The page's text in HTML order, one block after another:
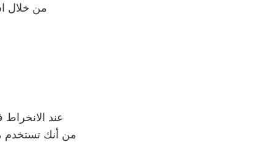
من خلال
عند الانخراط
من أنك تستخدم